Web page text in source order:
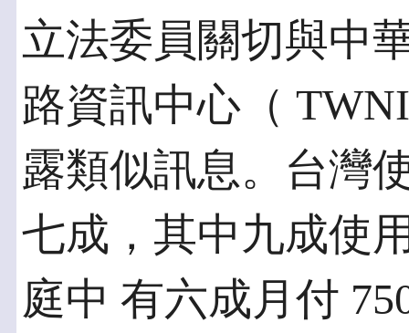
立法委員關切與中
路資訊中心（
露類似訊息。台灣
七成，其中九成使
庭中 有六成月付